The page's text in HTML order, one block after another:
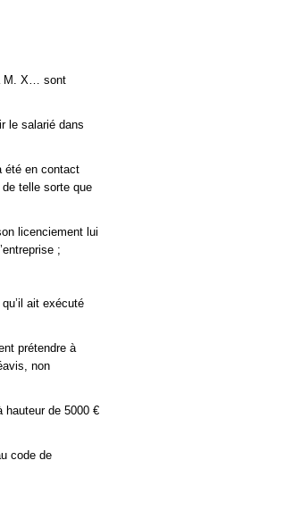
M. X… sont
le salarié dans
été en contact
telle sorte que
licenciement lui
;
ait exécuté
prétendre à
non
hauteur de 5000 €
code de